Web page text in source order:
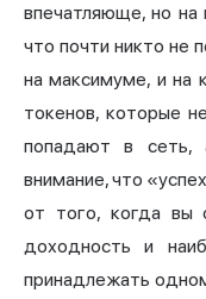
впечатляюще, но на
что почти никто не
на максимуме, и на
токенов, которые
попадают в сеть,
внимание, что
от того, когда вы
доходность и
принадлежать